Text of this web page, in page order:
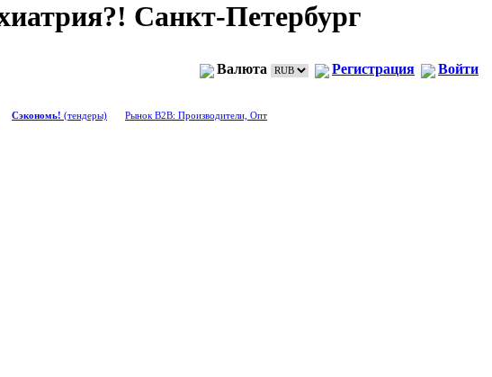
Санкт-Петербург
Валюта Регистрация Войти
Сэкономь! (тендеры) Рынок B2B: Производители, Опт